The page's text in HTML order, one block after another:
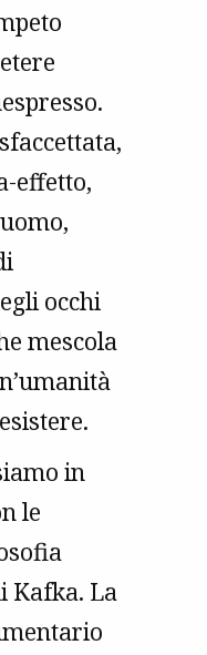
effetto,
occhi
mescola
in
le
Kafka. La